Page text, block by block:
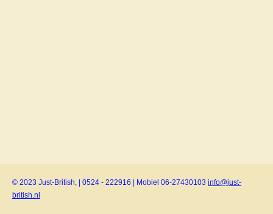
© 2023 Just-British, | 0524 - 222916 | Mobiel 06-27430103 info@just-
british.nl